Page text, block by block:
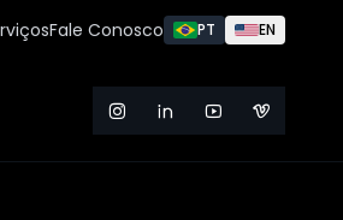
Fale Conosco PT EN